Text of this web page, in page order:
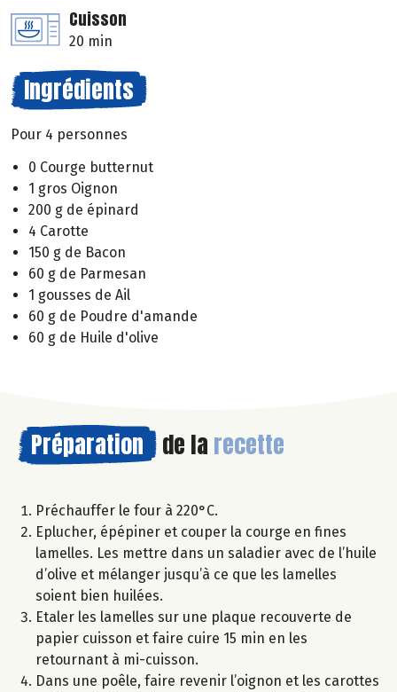
Cuisson
20 min
Ingrédients
Pour 4 personnes
0 Courge butternut
1 gros Oignon
200 g de épinard
4 Carotte
150 g de Bacon
60 g de Parmesan
1 gousses de Ail
60 g de Poudre d'amande
60 g de Huile d'olive
Préparation de la recette
Préchauffer le four à 220°C.
Eplucher, épépiner et couper la courge en fines
lamelles. Les mettre dans un saladier avec de l’huile
d’olive et mélanger jusqu’à ce que les lamelles
soient bien huilées.
Etaler les lamelles sur une plaque recouverte de
papier cuisson et faire cuire 15 min en les
retournant à mi-cuisson.
Dans une poêle, faire revenir l’oignon et les carottes